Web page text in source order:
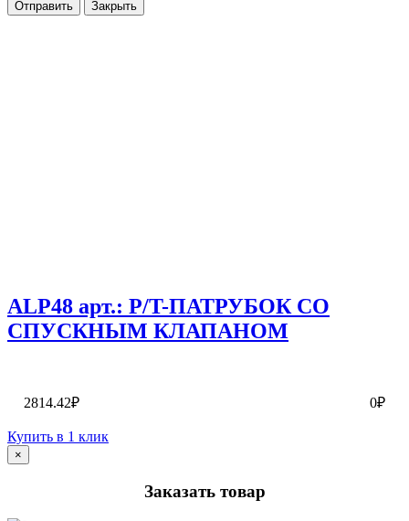
Отправить Закрыть
ALP48 арт.: P/T-ПАТРУБОК СО
СПУСКНЫМ КЛАПАНОМ
2814.42₽ 0₽
Купить в 1 клик
×
Заказать товар